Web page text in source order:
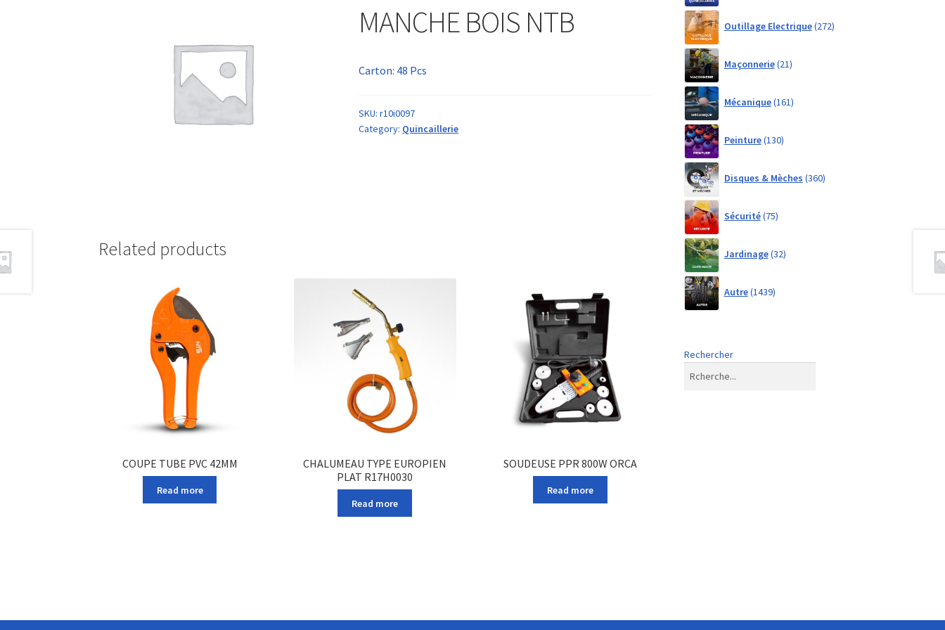
MANCHE BOIS NTB
Carton: 48 Pcs
SKU:r10i0097
Category: Quincaillerie
Related products
COUPE TUBE PVC 42MM
Read more
CHALUMEAU TYPE EUROPIEN
PLAT R17H0030
Read more
SOUDEUSE PPR 800W ORCA
Read more
Outillage Electrique 272products
Maçonnerie 21products
Mécanique 161products
Peinture 130products
Disques & Mèches 360products
Sécurité 75products
Jardinage 32products
Autre 1439products
Rechercher